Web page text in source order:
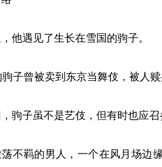
他遇见了生长在雪国的驹子。
驹子曾被卖到东京当舞伎，被人
驹子虽不是艺伎，但有时也应
不羁的男人，一个在风月场边